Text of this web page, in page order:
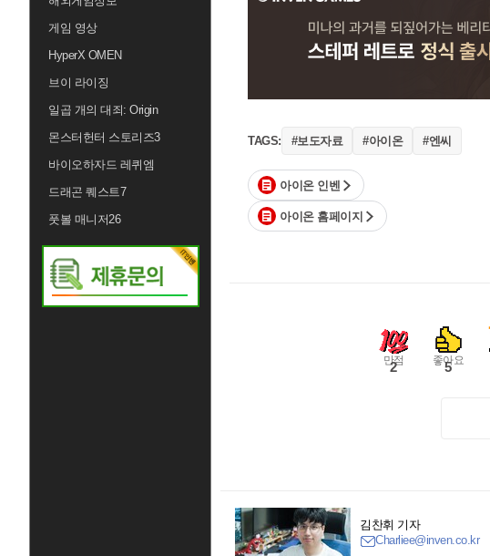
게임 영상
HyperX OMEN
브이 라이징
일곱 개의 대죄: Origin
몬스터헌터 스토리즈3
바이오하자드 레퀴엠
드래곤 퀘스트7
풋볼 매니저26
TAGS: #보도자료 #아이온 #엔씨
아이온 인벤
아이온 홈페이지
만점
2 좋아요
5
김찬휘 기자
Charliee@inven.co.kr